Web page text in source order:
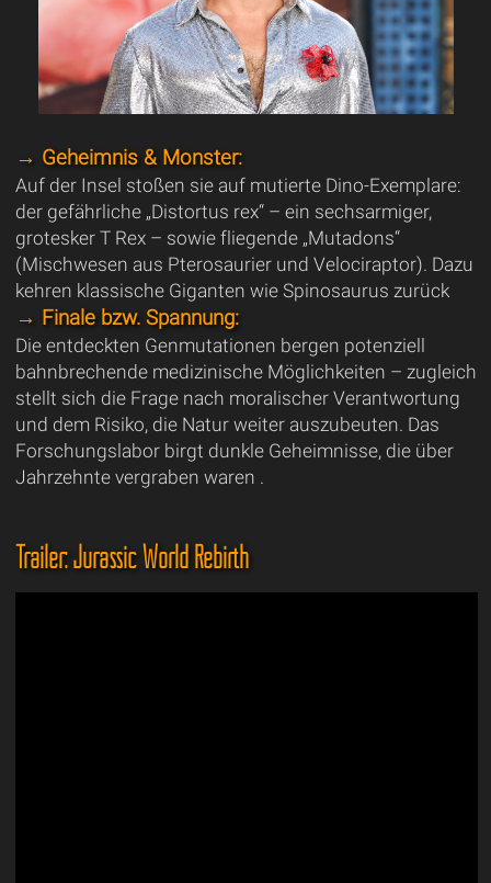
→ Geheimnis & Monster:
Auf der Insel stoßen sie auf mutierte Dino-Exemplare:
der gefährliche „Distortus rex“ – ein sechsarmiger,
grotesker T Rex – sowie fliegende „Mutadons“
(Mischwesen aus Pterosaurier und Velociraptor). Dazu
kehren klassische Giganten wie Spinosaurus zurück
→ Finale bzw. Spannung:
Die entdeckten Genmutationen bergen potenziell
bahnbrechende medizinische Möglichkeiten – zugleich
stellt sich die Frage nach moralischer Verantwortung
und dem Risiko, die Natur weiter auszubeuten. Das
Forschungslabor birgt dunkle Geheimnisse, die über
Jahrzehnte vergraben waren .
Trailer: Jurassic World Rebirth